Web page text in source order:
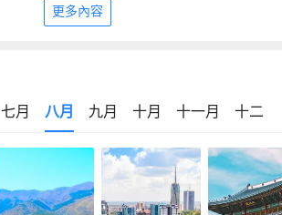
更多內容
七月 八月 九月 十月 十一月 十二月